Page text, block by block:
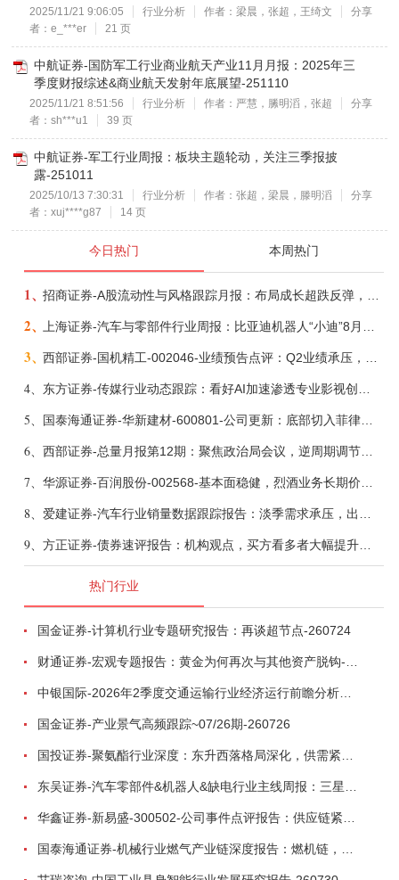
2025/11/21 9:06:05 行业分析 作者：梁晨，张超，王绮文
分享
者：e_***er
21 页
中航证券-国防军工行业商业航天产业11月月报：2025年三
季度财报综述&商业航天发射年底展望-251110
2025/11/21 8:51:56 行业分析 作者：严慧，縢明滔，张超
分享
者：sh***u1
39 页
中航证券-军工行业周报：板块主题轮动，关注三季报披
露-251011
2025/10/13 7:30:31 行业分析 作者：张超，梁晨，滕明滔
分享
者：xuj****g87
14 页
今日热门 本周热门
1、 招商证券-A股流动性与风格跟踪月报：布局成长超跌反弹，保留部分再平衡配置-260805
2、 上海证券-汽车与零部件行业周报：比亚迪机器人“小迪”8月亮相，“人工智能+”赋能邮政无人机无人车加速落地-260805
3、 西部证券-国机精工-002046-业绩预告点评：Q2业绩承压，看好金刚石散热与特种轴承业务-260804
4、 东方证券-传媒行业动态跟踪：看好AI加速渗透专业影视创作和工业化场景落地-260804
5、 国泰海通证券-华新建材-600801-公司更新：底部切入菲律宾市场，出海进程加快-260805
6、 西部证券-总量月报第12期：聚焦政治局会议，逆周期调节加力，增量政策可期-260806
7、 华源证券-百润股份-002568-基本面稳健，烈酒业务长期价值亟待体现-260806
8、 爱建证券-汽车行业销量数据跟踪报告：淡季需求承压，出口维持高增-260805
9、 方正证券-债券速评报告：机构观点，买方看多者大幅提升至六成-260805
热门行业
国金证券-计算机行业专题研究报告：再谈超节点-260724
财通证券-宏观专题报告：黄金为何再次与其他资产脱钩-260726
中银国际-2026年2季度交通运输行业经济运行前瞻分析：地缘冲突致航运和航空景气度分化，交通基础设施板块总体呈现稳健特征-260724
国金证券-产业景气高频跟踪~07/26期-260726
国投证券-聚氨酯行业深度：东升西落格局深化，供需紧平衡驱动盈利修复-260804
东吴证券-汽车零部件&机器人&缺电行业主线周报：三星电子设立RX机器人事业部，GEV披露二季度业绩及扩产计划-260726
华鑫证券-新易盛-300502-公司事件点评报告：供应链紧张逐步缓解，订单交付快速增长-260724
国泰海通证券-机械行业燃气产业链深度报告：燃机链，受益数据中心与能源转型，供需错配下国产厂商迎全球性机遇-260728